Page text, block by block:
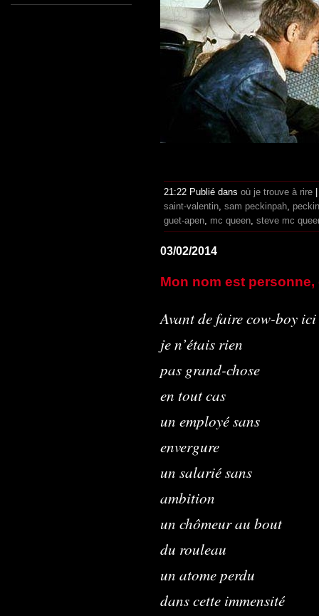
21:22 Publié dans où je trouve à rire
saint-valentin, sam peckinpah,
guet-apen, mc queen, steve mc
03/02/2014
Mon nom est
Avant de faire cow-boy ici
je n’étais rien
pas grand-chose
en tout cas
un
envergure
un salarié sans
ambition
un chômeur au bout
du rouleau
un atome perdu
dans cette immensité